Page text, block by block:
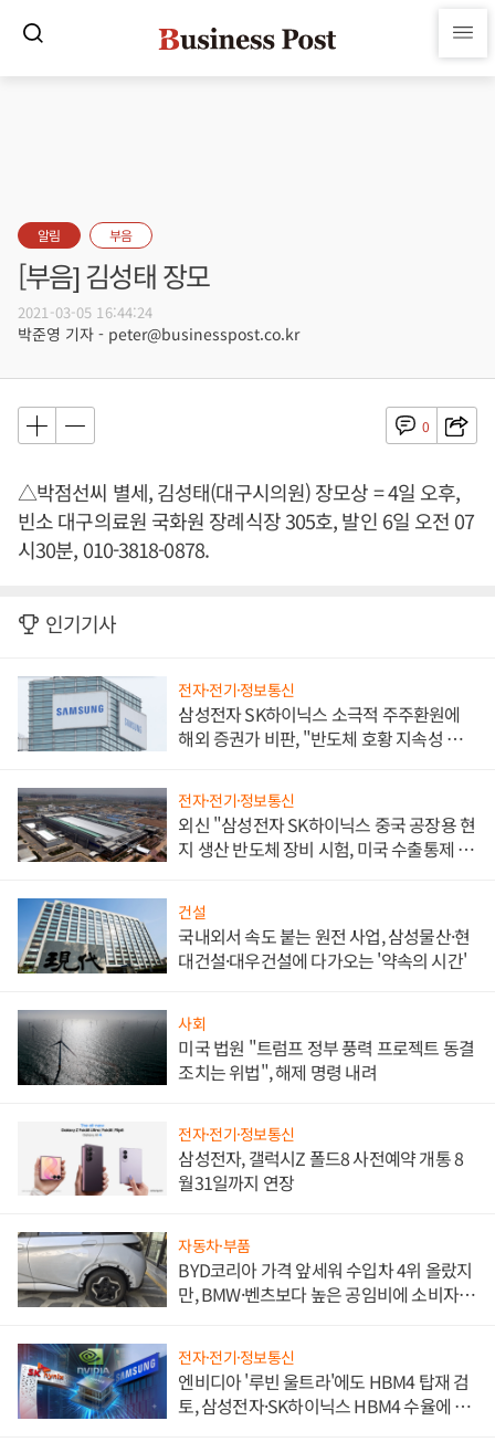
알림 부음
[부음] 김성태 장모
2021-03-05 16:44:24
박준영 기자 - peter@businesspost.co.kr
0
△박점선씨 별세, 김성태(대구시의원) 장모상 = 4일 오후,
빈소 대구의료원 국화원 장례식장 305호, 발인 6일 오전 07
시30분, 010-3818-0878.
인기기사
전자·전기·정보통신
삼성전자 SK하이닉스 소극적 주주환원에
해외 증권가 비판, "반도체 호황 지속성 의
전자·전기·정보통신
외신 "삼성전자 SK하이닉스 중국 공장용 현
지 생산 반도체 장비 시험, 미국 수출통제 대
건설
국내외서 속도 붙는 원전 사업, 삼성물산·현
대건설·대우건설에 다가오는 '약속의 시간'
사회
미국 법원 "트럼프 정부 풍력 프로젝트 동결
조치는 위법", 해제 명령 내려
전자·전기·정보통신
삼성전자, 갤럭시Z 폴드8 사전예약 개통 8
월31일까지 연장
자동차·부품
BYD코리아 가격 앞세워 수입차 4위 올랐지
만, BMW·벤츠보다 높은 공임비에 소비자
전자·전기·정보통신
엔비디아 '루빈 울트라'에도 HBM4 탑재 검
토, 삼성전자·SK하이닉스 HBM4 수율에 주